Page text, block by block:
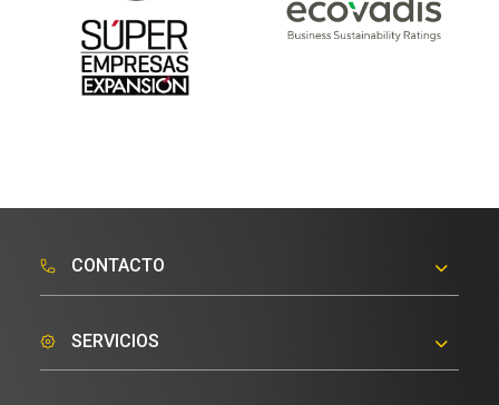
CONTACTO
comercialmkt@traxion.global
+52 (55) 9870 3839
SERVICIOS